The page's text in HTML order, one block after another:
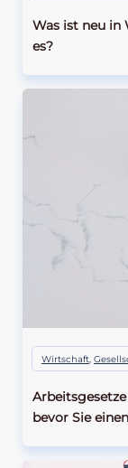
Was ist neu in
es?
Wirtschaft,
bevor Sie